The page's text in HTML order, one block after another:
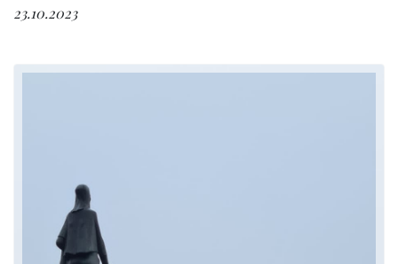
23.10.2023